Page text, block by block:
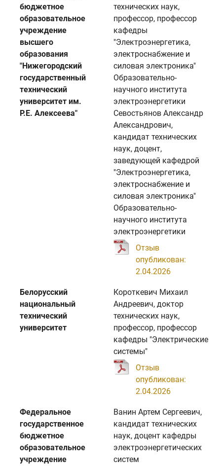
бюджетное
образовательное
учреждение
высшего
образования
"Нижегородский
государственный
технический
университет им.
Р.Е. Алексеева"
технических наук,
профессор, профессор
кафедры
"Электроэнергетика,
электроснабжение и
силовая электроника"
Образовательно-
научного института
электроэнергетики
Севостьянов Александр
Александрович,
кандидат технических
наук, доцент,
заведующей кафедрой
"Электроэнергетика,
электроснабжение и
силовая электроника"
Образовательно-
научного института
электроэнергетики
Отзыв
опубликован:
2.04.2026
Белорусский
национальный
технический
университет
Короткевич Михаил
Андреевич, доктор
технических наук,
профессор, профессор
кафедры "Электрические
системы"
Отзыв
опубликован:
2.04.2026
Федеральное
государственное
бюджетное
образовательное
учреждение
Ванин Артем Сергеевич,
кандидат технических
наук, доцент кафедры
электроэнергетических
систем